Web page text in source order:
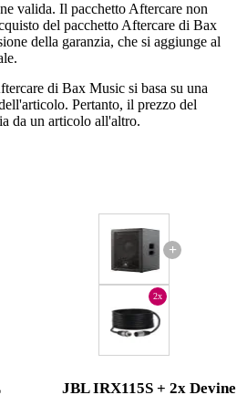
valida. Il pacchetto Aftercare non
del pacchetto Aftercare di Bax
della garanzia, che si aggiunge al
di Bax Music si basa su una
Pertanto, il prezzo del
da un articolo all'altro.
+
2x
JBL IRX115S + 2x Devine